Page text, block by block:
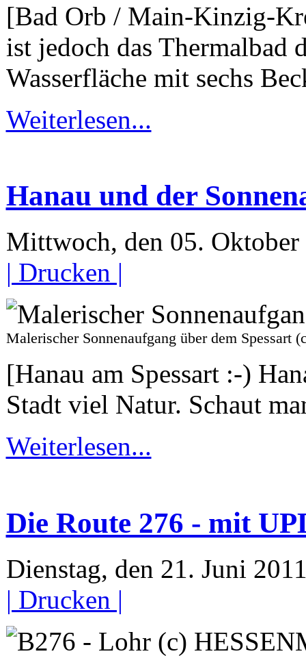
[Bad Orb / Main-Kinzig-
ist jedoch das Thermalbad
Wasserfläche mit sechs
Weiterlesen...
Hanau und der
Mittwoch, den 05.
| Drucken |
Malerischer Sonnenaufgang über dem Spessart
[Hanau am Spessart :-)
Stadt viel Natur. Schaut
Weiterlesen...
Die Route 276 - mit
Dienstag, den 21. Juni
| Drucken |